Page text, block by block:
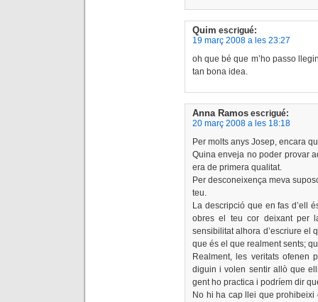
Quim escrigué:
19 març 2008 a les 23:27
oh que bé que m’ho passo
tan bona idea.
Anna Ramos escrigué:
20 març 2008 a les 18:18
Per molts anys Josep, encara
Quina enveja no poder provar
era de primera qualitat.
Per desconeixença meva
teu.
La descripció que en fas d’ell
obres el teu cor deixant per
sensibilitat alhora d’escriure el
que és el que realment sents;
Realment, les veritats ofenen
diguin i volen sentir allò que
gent ho practica i podríem dir
No hi ha cap llei que